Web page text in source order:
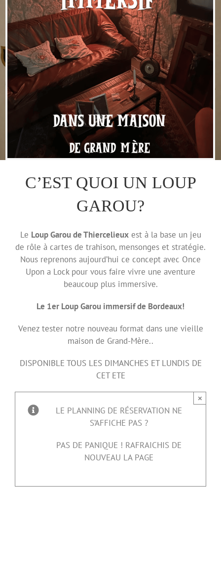
C’EST QUOI UN LOUP
GAROU?
Le Loup Garou de Thiercelieuxest à la base un jeu
de rôle à cartes de trahison, mensonges et stratégie.
Nous reprenons aujourd’hui ce concept avec Once
Upon a Lock pour vous faire vivre une aventure
beaucoup plus immersive.
Le 1er Loup Garou immersif de Bordeaux!
Venez tester notre nouveau format dans une vieille
maison de Grand-Mère..
DISPONIBLE TOUS LES DIMANCHES ET LUNDIS DE
CET ETE
LE PLANNING DE RÉSERVATION NE
S’AFFICHE PAS ?
PAS DE PANIQUE ! RAFRAICHIS DE
NOUVEAU LA PAGE
×